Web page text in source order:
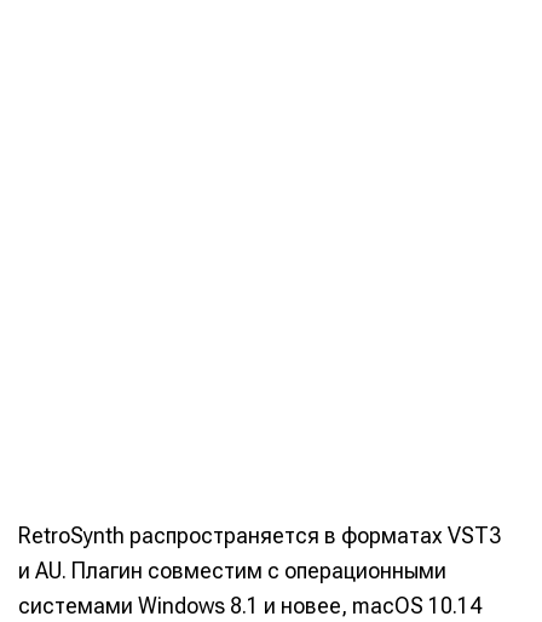
RetroSynth распространяется в форматах VST3
и AU. Плагин совместим с операционными
системами Windows 8.1 и новее, macOS 10.14